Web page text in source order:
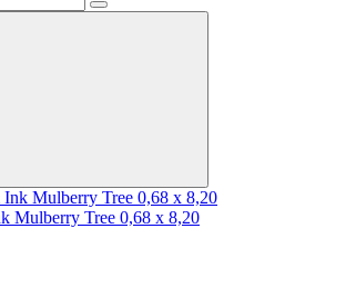
Mulberry Tree 0,68 x 8,20